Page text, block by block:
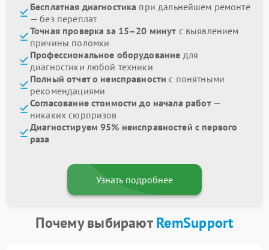
Бесплатная диагностика при дальнейшем ремонте
— без переплат
Точная проверка за 15–20 минут с выявлением
причины поломки
Профессиональное оборудование для
диагностики любой техники
Полный отчет о неисправности с понятными
рекомендациями
Согласование стоимости до начала работ—
никаких сюрпризов
Диагностируем 95% неисправностей с первого
раза
Узнать подробнее
Почему выбираютRemSupport